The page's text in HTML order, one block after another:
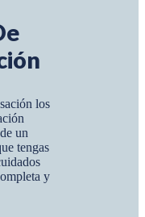
los
un
tengas
y